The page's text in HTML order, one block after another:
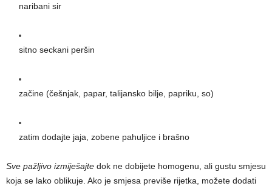
naribani sir
sitno seckani peršin
začine (češnjak, papar, talijansko bilje, papriku, so)
zatim dodajte jaja, zobene pahuljice i brašno
Sve pažljivo izmiješajte dok ne dobijete homogenu, ali gustu smjesu
koja se lako oblikuje. Ako je smjesa previše rijetka, možete dodati